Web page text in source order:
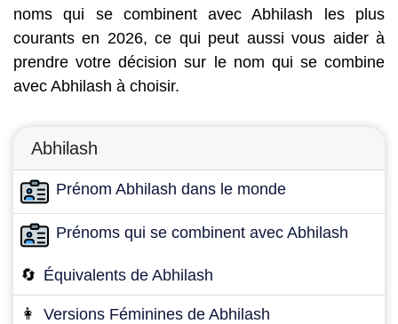
noms qui se combinent avec Abhilash les plus
courants en 2026, ce qui peut aussi vous aider à
prendre votre décision sur le nom qui se combine
avec Abhilash à choisir.
Abhilash
Prénom Abhilash dans le monde
Prénoms qui se combinent avec Abhilash
🔄 Équivalents de Abhilash
👩 Versions Féminines de Abhilash